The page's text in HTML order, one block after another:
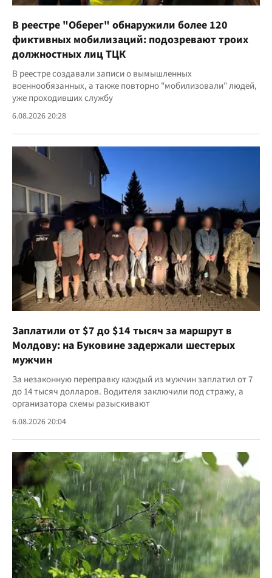
В реестре "Оберег" обнаружили более 120
фиктивных мобилизаций: подозревают троих
должностных лиц ТЦК
В реестре создавали записи о вымышленных
военнообязанных, а также повторно "мобилизовали" людей,
уже проходивших службу
6.08.2026 20:28
Заплатили от $7 до $14 тысяч за маршрут в
Молдову: на Буковине задержали шестерых
мужчин
За незаконную переправку каждый из мужчин заплатил от 7
до 14 тысяч долларов. Водителя заключили под стражу, а
организатора схемы разыскивают
6.08.2026 20:04